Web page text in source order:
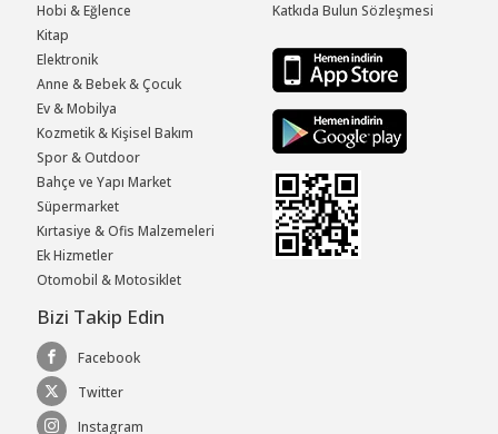
Hobi & Eğlence
Kitap
Elektronik
Anne & Bebek & Çocuk
Ev & Mobilya
Kozmetik & Kişisel Bakım
Spor & Outdoor
Bahçe ve Yapı Market
Süpermarket
Kırtasiye & Ofis Malzemeleri
Ek Hizmetler
Otomobil & Motosiklet
Katkıda Bulun Sözleşmesi
Bizi Takip Edin
Facebook
Twitter
Instagram